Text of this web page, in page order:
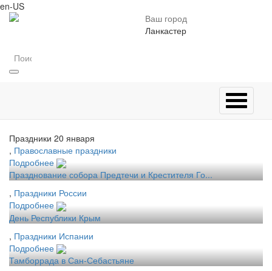
en-US
Ваш город
Ланкастер
Праздники 20 января
, Православные праздники
Подробнее
Празднование собора Предтечи и Крестителя Го...
, Праздники России
Подробнее
День Республики Крым
, Праздники Испании
Подробнее
Тамборрада в Сан-Себастьяне